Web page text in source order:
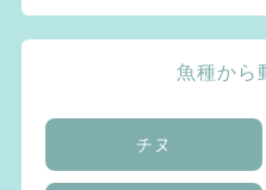
魚種から
チヌ